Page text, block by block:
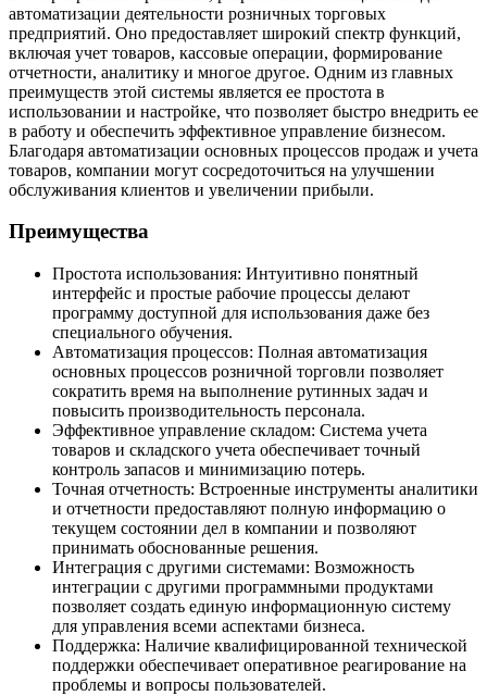
автоматизации деятельности розничных торговых
предприятий. Оно предоставляет широкий спектр функций,
включая учет товаров, кассовые операции, формирование
отчетности, аналитику и многое другое. Одним из главных
преимуществ этой системы является ее простота в
использовании и настройке, что позволяет быстро внедрить ее
в работу и обеспечить эффективное управление бизнесом.
Благодаря автоматизации основных процессов продаж и учета
товаров, компании могут сосредоточиться на улучшении
обслуживания клиентов и увеличении прибыли.
Преимущества
Простота использования: Интуитивно понятный
интерфейс и простые рабочие процессы делают
программу доступной для использования даже без
специального обучения.
Автоматизация процессов: Полная автоматизация
основных процессов розничной торговли позволяет
сократить время на выполнение рутинных задач и
повысить производительность персонала.
Эффективное управление складом: Система учета
товаров и складского учета обеспечивает точный
контроль запасов и минимизацию потерь.
Точная отчетность: Встроенные инструменты аналитики
и отчетности предоставляют полную информацию о
текущем состоянии дел в компании и позволяют
принимать обоснованные решения.
Интеграция с другими системами: Возможность
интеграции с другими программными продуктами
позволяет создать единую информационную систему
для управления всеми аспектами бизнеса.
Поддержка: Наличие квалифицированной технической
поддержки обеспечивает оперативное реагирование на
проблемы и вопросы пользователей.